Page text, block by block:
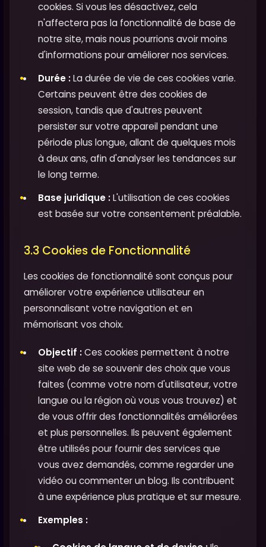
cookies. Si vous les désactivez, cela
n'affectera pas la fonctionnalité de base de
notre site, mais nous pourrions avoir moins
d'informations pour améliorer nos services.
Durée :La durée de vie de ces cookies varie.
Certains peuvent être des cookies de
session, tandis que d'autres peuvent
persister sur votre appareil pendant une
période plus longue, allant de quelques mois
à deux ans, afin d'analyser les tendances sur
le long terme.
Base juridique :L'utilisation de ces cookies
est basée sur votre consentement préalable.
3.3 Cookies de Fonctionnalité
Les cookies de fonctionnalité sont conçus pour
améliorer votre expérience utilisateur en
personnalisant votre navigation et en
mémorisant vos choix.
Objectif :Ces cookies permettent à notre
site web de se souvenir des choix que vous
faites (comme votre nom d'utilisateur, votre
langue ou la région où vous vous trouvez) et
de vous offrir des fonctionnalités améliorées
et plus personnelles. Ils peuvent également
être utilisés pour fournir des services que
vous avez demandés, comme regarder une
vidéo ou commenter un blog. Ils contribuent
à une expérience plus pratique et sur mesure.
Exemples :